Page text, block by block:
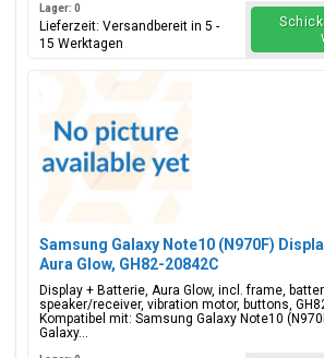
Lager: 0
Lieferzeit: Versandbereit in 5 -
15 Werktagen
Samsung Galaxy Note10 (N970F)
Aura Glow, GH82-20842C
Display + Batterie, Aura Glow, incl. frame,
speaker/receiver, vibration motor, buttons,
Kompatibel mit: Samsung Galaxy Note10
Galaxy...